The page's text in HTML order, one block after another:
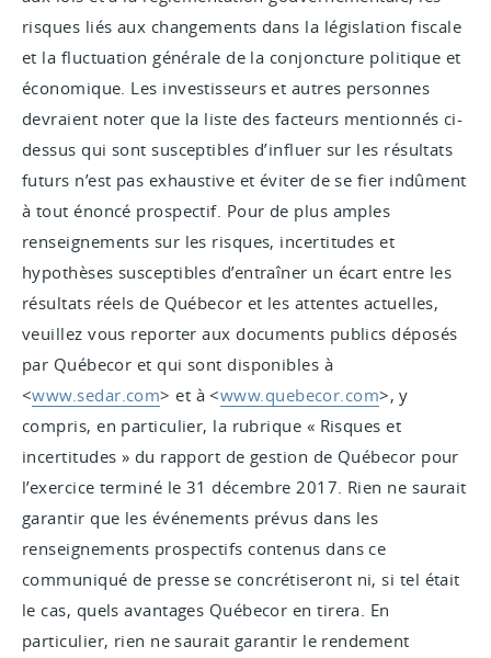
risques liés aux changements dans la législation fiscale
et la fluctuation générale de la conjoncture politique et
économique. Les investisseurs et autres personnes
devraient noter que la liste des facteurs mentionnés ci-
dessus qui sont susceptibles d’influer sur les résultats
futurs n’est pas exhaustive et éviter de se fier indûment
à tout énoncé prospectif. Pour de plus amples
renseignements sur les risques, incertitudes et
hypothèses susceptibles d’entraîner un écart entre les
résultats réels de Québecor et les attentes actuelles,
veuillez vous reporter aux documents publics déposés
par Québecor et qui sont disponibles à
<www.sedar.com> et à <www.quebecor.com>, y
compris, en particulier, la rubrique « Risques et
incertitudes » du rapport de gestion de Québecor pour
l’exercice terminé le 31 décembre 2017. Rien ne saurait
garantir que les événements prévus dans les
renseignements prospectifs contenus dans ce
communiqué de presse se concrétiseront ni, si tel était
le cas, quels avantages Québecor en tirera. En
particulier, rien ne saurait garantir le rendement